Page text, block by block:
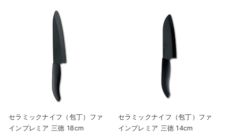
セラミックナイフ（包丁）ファ
インプレミア 三徳 18cm
セラミックナイフ（包丁）ファ
インプレミア 三徳 14cm